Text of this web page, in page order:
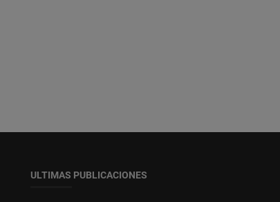
ULTIMAS PUBLICACIONES